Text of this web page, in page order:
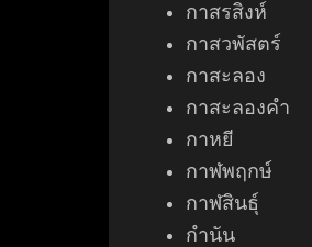
กาสรสิงห์
กาสวพัสตร์
กาสะลอง
กาสะลองคำ
กาหยี
กาฬพฤกษ์
กาฬสินธุ์
กำนัน